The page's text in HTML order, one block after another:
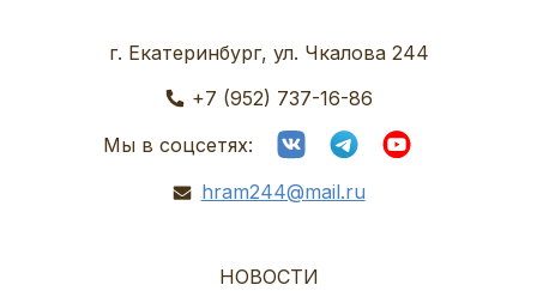
г. Екатеринбург, ул. Чкалова 244
+7 (952) 737-16-86
Мы в соцсетях:
hram244@mail.ru
НОВОСТИ